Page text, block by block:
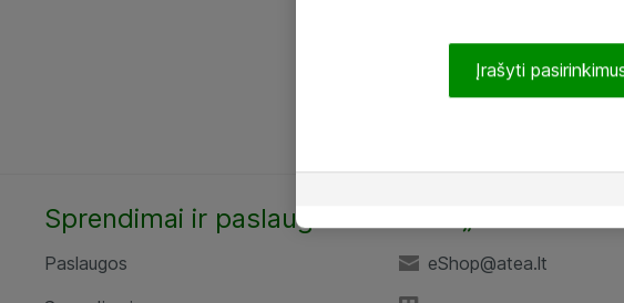
Sprendimai ir paslaugos
Paslaugos
eShop@atea.lt
Įrašyti